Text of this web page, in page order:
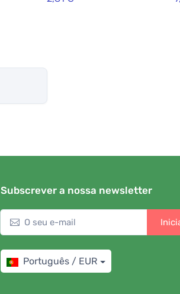
Subscrever a nossa newsletter
Português / EUR